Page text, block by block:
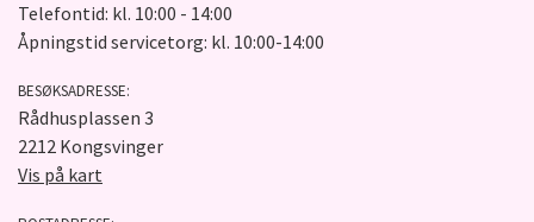
Telefontid: kl. 10:00 - 14:00
Åpningstid servicetorg: kl. 10:00-14:00
BESØKSADRESSE:
Rådhusplassen 3
2212 Kongsvinger
Vis på kart